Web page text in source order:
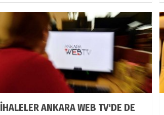
İHALELER ANKARA WEB TV'DE DE